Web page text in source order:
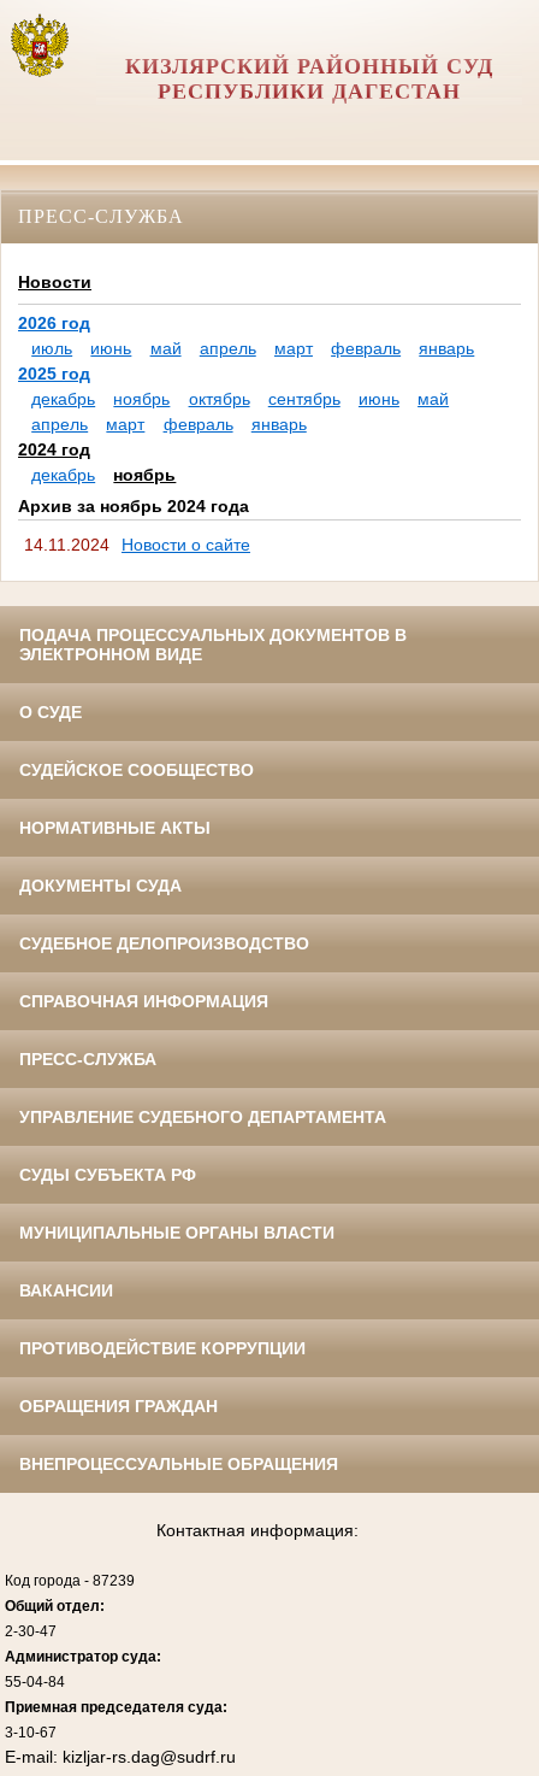
КИЗЛЯРСКИЙ РАЙОННЫЙ СУД
РЕСПУБЛИКИ ДАГЕСТАН
ПРЕСС-СЛУЖБА
Новости
2026 год
июль
июнь май апрель март февраль
январь
2025 год
декабрь
ноябрь октябрь сентябрь июнь
май
апрель
март февраль
январь
2024 год
декабрь
ноябрь
Архив за ноябрь 2024 года
14.11.2024
Новости о сайте
ПОДАЧА ПРОЦЕССУАЛЬНЫХ ДОКУМЕНТОВ В
ЭЛЕКТРОННОМ ВИДЕ
О СУДЕ
СУДЕЙСКОЕ СООБЩЕСТВО
НОРМАТИВНЫЕ АКТЫ
ДОКУМЕНТЫ СУДА
СУДЕБНОЕ ДЕЛОПРОИЗВОДСТВО
СПРАВОЧНАЯ ИНФОРМАЦИЯ
ПРЕСС-СЛУЖБА
УПРАВЛЕНИЕ СУДЕБНОГО ДЕПАРТАМЕНТА
СУДЫ СУБЪЕКТА РФ
МУНИЦИПАЛЬНЫЕ ОРГАНЫ ВЛАСТИ
ВАКАНСИИ
ПРОТИВОДЕЙСТВИЕ КОРРУПЦИИ
ОБРАЩЕНИЯ ГРАЖДАН
ВНЕПРОЦЕССУАЛЬНЫЕ ОБРАЩЕНИЯ
Контактная информация:
Код города- 87239
Общий отдел:
2-30-47
Администратор суда:
55-04-84
Приемная председателя суда:
3-10-67
E-mail: kizljar-rs.dag@sudrf.ru